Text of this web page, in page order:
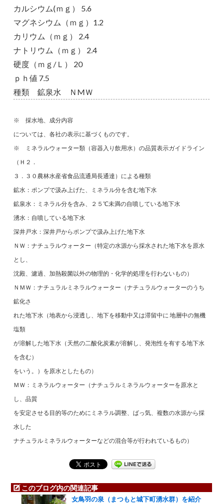
カルシウム(ｍｇ） 5.6
マグネシウム（ｍｇ）1.2
カリウム（ｍｇ） 2.4
ナトリウム（ｍｇ） 2.4
硬度（ｍｇ/Ｌ） 20
ｐｈ値 7.5
種類 鉱泉水 ＮMＷ
※ 採水地、成分内容
については、各社の表示に基づくものです。
※ ミネラルウォーター類（容器入り飲用水）の品質表示ガイドライン
（Ｈ２．
３．３０農林水産省食品流通局長通達）による種類
鉱水：ポンプで汲み上げた、ミネラル分を含む地下水
鉱泉水：ミネラル分を含み、２５℃未満の自噴している地下水
湧水：自噴している地下水
深井戸水：深井戸からポンプで汲み上げた地下水
ＮＷ：ナチュラルウォーター（特定の水源から採水された地下水を原水
とし、
沈殿、濾過、加熱殺菌以外の物理的・化学的処理を行わないもの）
ＮＭＷ：ナチュラルミネラルウォーター（ナチュラルウォーターのうち
鉱化さ
れた地下水（地表から浸透し、地下を移動中又は滞留中に 地層中の無機
塩類
が溶解した地下水（天然の二酸化炭素が溶解し、発泡性を有する地下水
を含む）
をいう。）を原水としたもの）
ＭＷ：ミネラルウォーター（ナチュラルミネラルウォーターを原水と
し、品質
を安定させる目的等のためにミネラル調整、ばっ気、複数の水源から採
水した
ナチュラルミネラルウォーターなどの混合等が行われているもの）
このブログ内の関連記事
女鳥羽の泉（まつもと城下町湧水群）を紹介